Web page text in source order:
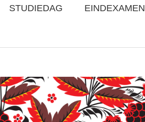
STUDIEDAG EINDEXAMEN